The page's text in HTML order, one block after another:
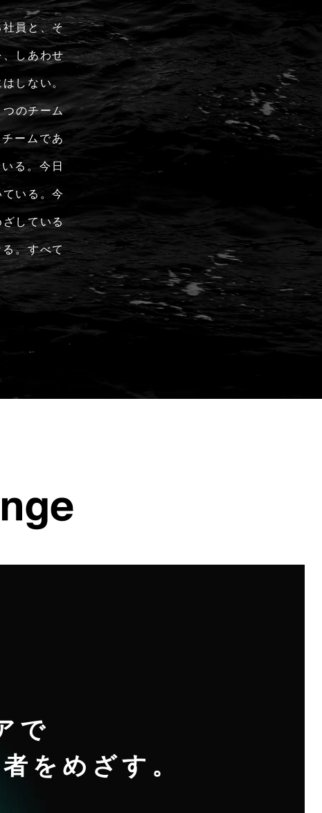
員と、そ
、しあわせ
しない。
のチーム
ームであ
る。今日
いる。今
している
。すべて
で
をめざす。